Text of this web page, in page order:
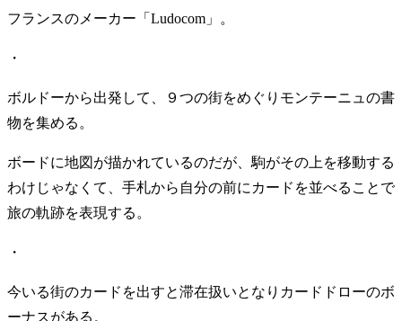
フランスのメーカー「Ludocom」。
・
ボルドーから出発して、９つの街をめぐりモンテーニュの書
物を集める。
ボードに地図が描かれているのだが、駒がその上を移動する
わけじゃなくて、手札から自分の前にカードを並べることで
旅の軌跡を表現する。
・
今いる街のカードを出すと滞在扱いとなりカードドローのボ
ーナスがある。